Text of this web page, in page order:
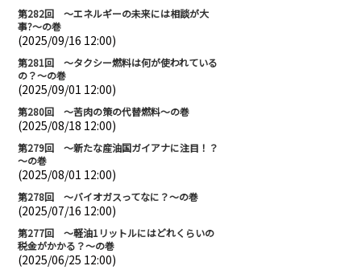
第282回 ～エネルギーの未来には相談が大
事?～の巻
(2025/09/16 12:00)
第281回 ～タクシー燃料は何が使われている
の？～の巻
(2025/09/01 12:00)
第280回 ～苦肉の策の代替燃料～の巻
(2025/08/18 12:00)
第279回 ～新たな産油国ガイアナに注目！？
～の巻
(2025/08/01 12:00)
第278回 ～バイオガスってなに？～の巻
(2025/07/16 12:00)
第277回 ～軽油1リットルにはどれくらいの
税金がかかる？～の巻
(2025/06/25 12:00)